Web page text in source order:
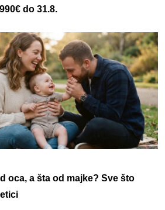
do 31.8.
oca, a šta od majke? Sve što